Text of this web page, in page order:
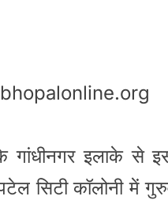
के गांधीनगर इलाके
सिटी कॉलोनी में